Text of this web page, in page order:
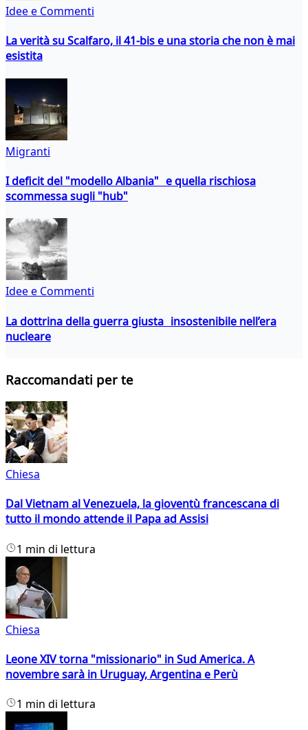
Idee e Commenti
La verità su Scalfaro, il 41-bis e una storia che non è mai
esistita
Migranti
I deficit del "modello Albania" e quella rischiosa
scommessa sugli "hub"
Idee e Commenti
La dottrina della guerra giusta insostenibile nell’era
nucleare
Raccomandati per te
Chiesa
Dal Vietnam al Venezuela, la gioventù francescana di
tutto il mondo attende il Papa ad Assisi
1 min di lettura
Chiesa
Leone XIV torna "missionario" in Sud America. A
novembre sarà in Uruguay, Argentina e Perù
1 min di lettura